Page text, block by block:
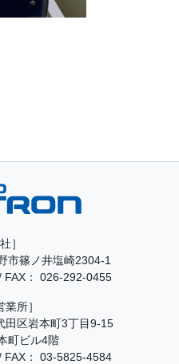
］
市篠ノ井塩崎2304-1
FAX： 026-292-0455
業所］
田区岩本町3丁目9-15
町ビル4階
FAX： 03-5825-4584